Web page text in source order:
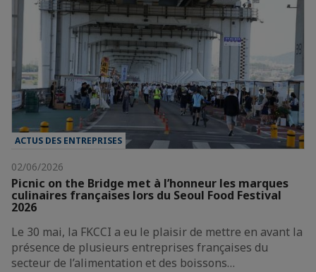
ACTUS DES ENTREPRISES
02/06/2026
Picnic on the Bridge met à l’honneur les marques
culinaires françaises lors du Seoul Food Festival
2026
Le 30 mai, la FKCCI a eu le plaisir de mettre en avant la
présence de plusieurs entreprises françaises du
secteur de l’alimentation et des boissons…